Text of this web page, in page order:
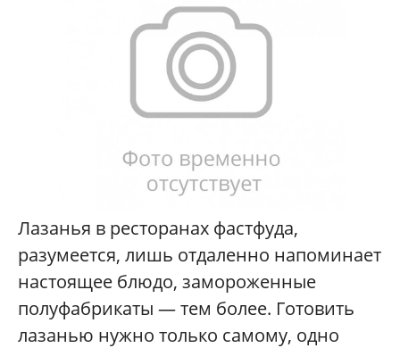
Лазанья в ресторанах фастфуда,
разумеется, лишь отдаленно напоминает
настоящее блюдо, замороженные
полуфабрикаты — тем более. Готовить
лазанью нужно только самому, одно